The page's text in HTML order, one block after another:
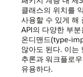
클래스의 위치를
사용할 수 있게 해
API의 다양한 부
온디맨드(type-
않아도 된다. 이는
추론과 워크플로
유용하다.